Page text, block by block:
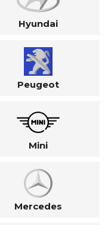
Hyundai
Peugeot
Mini
Mercedes